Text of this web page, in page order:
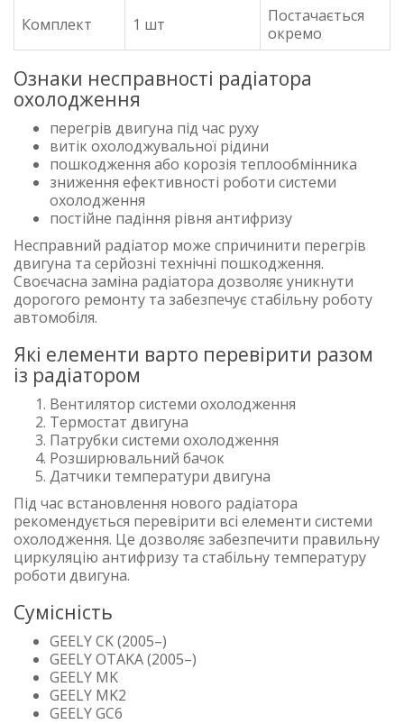
Комплект 1 шт
Постачається
окремо
Ознаки несправності радіатора
охолодження
перегрів двигуна під час руху
витік охолоджувальної рідини
пошкодження або корозія теплообмінника
зниження ефективності роботи системи
охолодження
постійне падіння рівня антифризу
Несправний радіатор може спричинити перегрів
двигуна та серйозні технічні пошкодження.
Своєчасна заміна радіатора дозволяє уникнути
дорогого ремонту та забезпечує стабільну роботу
автомобіля.
Які елементи варто перевірити разом
із радіатором
Вентилятор системи охолодження
Термостат двигуна
Патрубки системи охолодження
Розширювальний бачок
Датчики температури двигуна
Під час встановлення нового радіатора
рекомендується перевірити всі елементи системи
охолодження. Це дозволяє забезпечити правильну
циркуляцію антифризу та стабільну температуру
роботи двигуна.
Сумісність
GEELY CK (2005–)
GEELY OTAKA (2005–)
GEELY MK
GEELY MK2
GEELY GC6